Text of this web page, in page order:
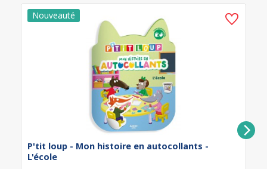
P'tit loup - Mon histoire en autocollants -
L'école